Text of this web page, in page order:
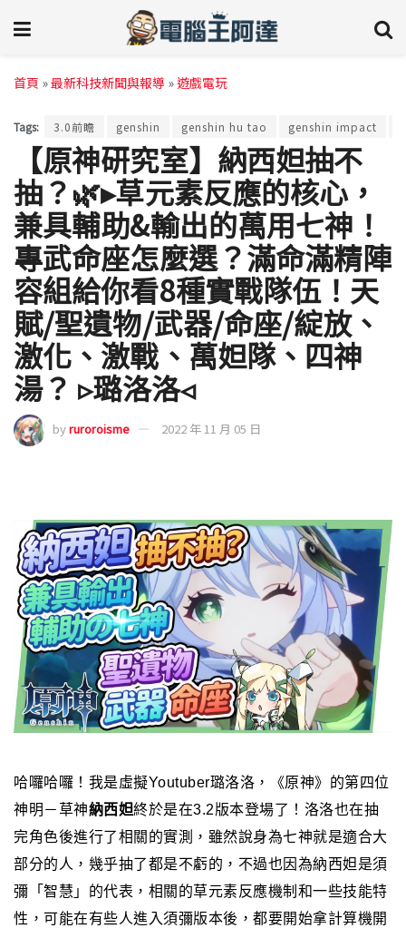
首頁 »最新科技新聞與報導 »遊戲電玩
Tags: 3.0前瞻 genshin genshin hu tao genshin impact
【原神研究室】納西妲抽不
抽？🌿▸草元素反應的核心，
兼具輔助&輸出的萬用七神！
專武命座怎麼選？滿命滿精陣
容組給你看8種實戰隊伍！天
賦/聖遺物/武器/命座/綻放、
激化、激戰、萬妲隊、四神
湯？ ▹璐洛洛◃
byruroroisme 2022 年 11 月 05 日
哈囉哈囉！我是虛擬Youtuber璐洛洛，《原神》的第四位
神明－草神納西妲終於是在3.2版本登場了！洛洛也在抽
完角色後進行了相關的實測，雖然說身為七神就是適合大
部分的人，幾乎抽了都是不虧的，不過也因為納西妲是須
彌「智慧」的代表，相關的草元素反應機制和一些技能特
性，可能在有些人進入須彌版本後，都要開始拿計算機開